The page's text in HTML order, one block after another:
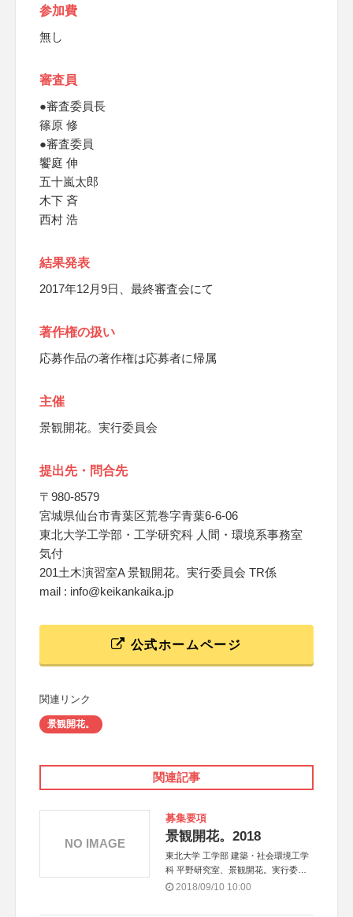
参加費
無し
審査員
●審査委員長
篠原 修
●審査委員
饗庭 伸
五十嵐太郎
木下 斉
西村 浩
結果発表
2017年12月9日、最終審査会にて
著作権の扱い
応募作品の著作権は応募者に帰属
主催
景観開花。実行委員会
提出先・問合先
〒980-8579
宮城県仙台市青葉区荒巻字青葉6-6-06
東北大学工学部・工学研究科 人間・環境系事務室
気付
201土木演習室A 景観開花。実行委員会 TR係
mail : info@keikankaika.jp
公式ホームページ
関連リンク
景観開花。
関連記事
募集要項
景観開花。2018
東北大学 工学部 建築・社会環境工学
科 平野研究室、景観開花。実行委員
会、公益社団法人土木学会 景観・デ
2018/09/10 10:00
NO IMAGE